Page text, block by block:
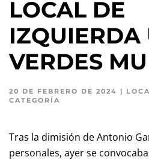
LOCAL DE
IZQUIERDA
VERDES
20 DE FEBRERO DE 2024 |
CATEGORÍA
Tras la dimisión de Antonio
personales, ayer se